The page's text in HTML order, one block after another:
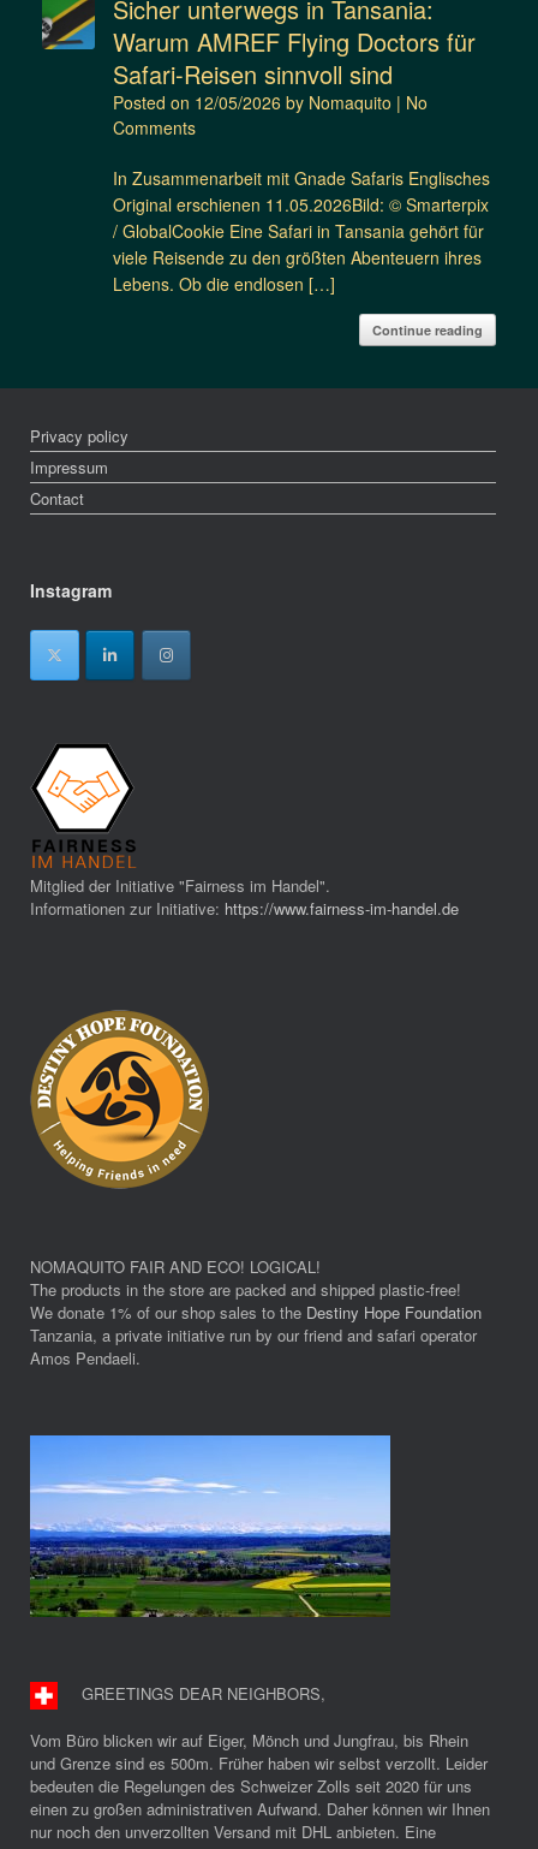
Sicher unterwegs in Tansania:
Warum AMREF Flying Doctors für
Safari-Reisen sinnvoll sind
Posted on 12/05/2026 by Nomaquito | No
Comments
In Zusammenarbeit mit Gnade Safaris Englisches
Original erschienen 11.05.2026Bild: © Smarterpix
/ GlobalCookie Eine Safari in Tansania gehört für
viele Reisende zu den größten Abenteuern ihres
Lebens. Ob die endlosen […]
Continue reading
Privacy policy
Impressum
Contact
Instagram
Mitglied der Initiative "Fairness im Handel".
Informationen zur Initiative: https://www.fairness-im-handel.de
NOMAQUITO FAIR AND ECO! LOGICAL!
The products in the store are packed and shipped plastic-free!
We donate 1% of our shop sales to the Destiny Hope Foundation
Tanzania, a private initiative run by our friend and safari operator
Amos Pendaeli.
GREETINGS DEAR NEIGHBORS,
Vom Büro blicken wir auf Eiger, Mönch und Jungfrau, bis Rhein
und Grenze sind es 500m. Früher haben wir selbst verzollt. Leider
bedeuten die Regelungen des Schweizer Zolls seit 2020 für uns
einen zu großen administrativen Aufwand. Daher können wir Ihnen
nur noch den unverzollten Versand mit DHL anbieten. Eine